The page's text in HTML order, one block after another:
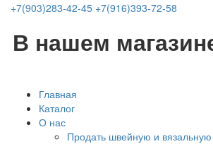
+7(903)283-42-45 +7(916)393-72-58
В нашем
Главная
Каталог
О нас
Продать швейную и вязальную